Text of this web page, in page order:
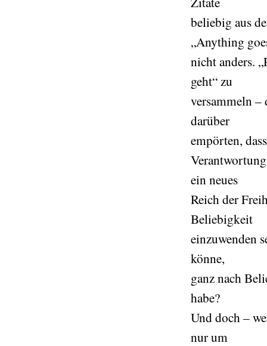
beliebig aus
„Anything
nicht anders.
geht“ zu
versammeln
darüber
empörten,
ein neues
Reich der
Beliebigkeit
einzuwenden
könne,
ganz nach
habe?
Und doch –
nur um